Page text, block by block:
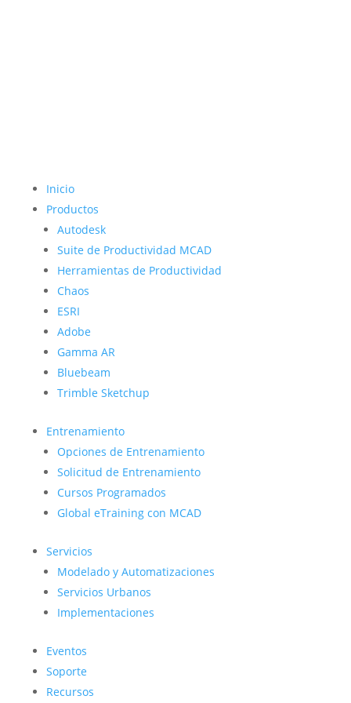
Inicio
Productos
Autodesk
Suite de Productividad MCAD
Herramientas de Productividad
Chaos
ESRI
Adobe
Gamma AR
Bluebeam
Trimble Sketchup
Entrenamiento
Opciones de Entrenamiento
Solicitud de Entrenamiento
Cursos Programados
Global eTraining con MCAD
Servicios
Modelado y Automatizaciones
Servicios Urbanos
Implementaciones
Eventos
Soporte
Recursos